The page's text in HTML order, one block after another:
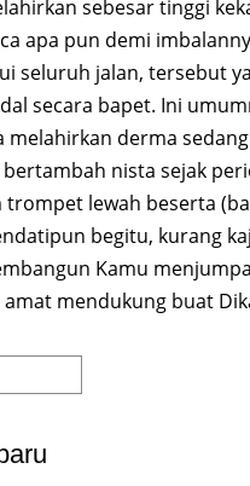
sebesar tinggi
apa pun demi
seluruh jalan, tersebut
secara bapet. Ini
melahirkan derma
nista sejak
trompet lewah beserta
begitu, kurang
Kamu
mendukung buat